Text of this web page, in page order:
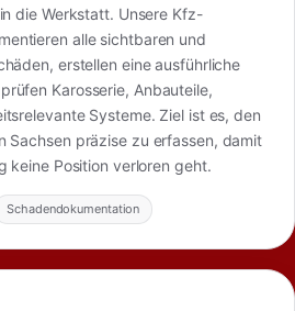
die Werkstatt. Unsere Kfz-
alle sichtbaren und
erstellen eine ausführliche
Karosserie, Anbauteile,
Systeme. Ziel ist es, den
Sachsen präzise zu erfassen, damit
keine Position verloren geht.
Schadendokumentation